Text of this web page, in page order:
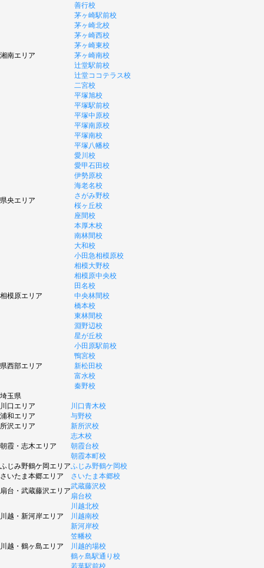
湘南エリア
善行校
茅ヶ崎駅前校
茅ヶ崎北校
茅ヶ崎西校
茅ヶ崎東校
茅ヶ崎南校
辻堂駅前校
辻堂ココテラス校
二宮校
平塚旭校
平塚駅前校
平塚中原校
平塚南原校
平塚南校
平塚八幡校
県央エリア
愛川校
愛甲石田校
伊勢原校
海老名校
さがみ野校
桜ヶ丘校
座間校
本厚木校
南林間校
大和校
相模原エリア
小田急相模原校
相模大野校
相模原中央校
田名校
中央林間校
橋本校
東林間校
淵野辺校
星が丘校
県西部エリア
小田原駅前校
鴨宮校
新松田校
富水校
秦野校
埼玉県
川口エリア
川口青木校
浦和エリア
与野校
所沢エリア
新所沢校
朝霞・志木エリア
志木校
朝霞台校
朝霞本町校
ふじみ野鶴ケ岡エリアふじみ野鶴ケ岡校
さいたま本郷エリア
さいたま本郷校
扇台・武蔵藤沢エリア
武蔵藤沢校
扇台校
川越・新河岸エリア
川越北校
川越南校
新河岸校
川越・鶴ヶ島エリア
笠幡校
川越的場校
鶴ヶ島駅通り校
若葉駅前校